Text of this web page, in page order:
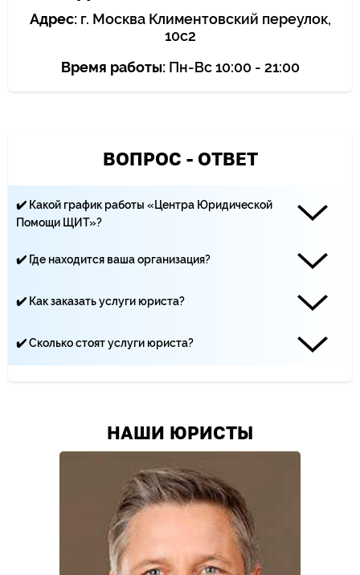
Адрес:г. Москва Климентовский переулок,
10с2
Время работы:Пн-Вс 10:00 - 21:00
ВОПРОС - ОТВЕТ
✔️ Какой график работы «Центра Юридической
Помощи ЩИТ»?
✔️ Где находится ваша организация?
Москва, Климентовский переулок, 10 строение 2
✔️ Как заказать услуги юриста?
495-19-40, по почте - yurist-msk.rf@yandex.ru, а также с
✔️ Сколько стоят услуги юриста?
НАШИ ЮРИСТЫ